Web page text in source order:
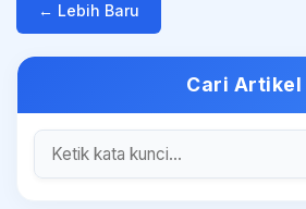
← Lebih Baru
Cari Artikel